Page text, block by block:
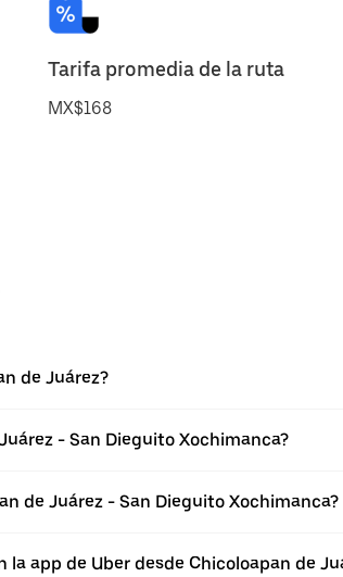
Tarifa promedia de la ruta
MX$168
de Juárez?
- San Dieguito Xochimanca?
de Juárez - San Dieguito Xochimanca?
app de Uber desde Chicoloapan de